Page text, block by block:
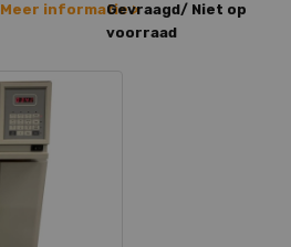
Meer informatie >Gevraagd/ Niet op
voorraad